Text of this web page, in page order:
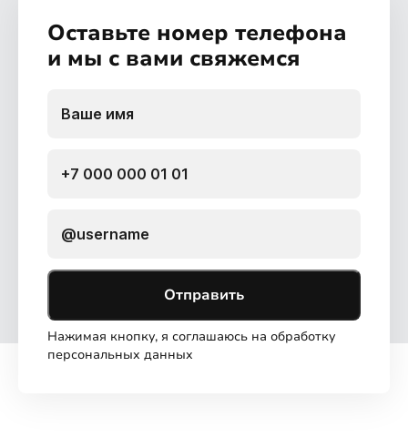
Оставьте номер телефона
и мы с вами свяжемся
Отправить
Нажимая кнопку, я соглашаюсь на обработку
персональных данных